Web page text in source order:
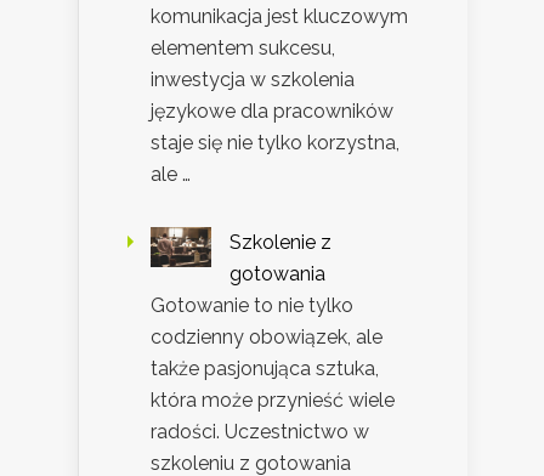
komunikacja jest kluczowym
elementem sukcesu,
inwestycja w szkolenia
językowe dla pracowników
staje się nie tylko korzystna,
ale …
Szkolenie z
gotowania
Gotowanie to nie tylko
codzienny obowiązek, ale
także pasjonująca sztuka,
która może przynieść wiele
radości. Uczestnictwo w
szkoleniu z gotowania